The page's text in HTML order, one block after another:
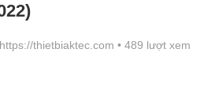
https://thietbiaktec.com • 489 lượt xem